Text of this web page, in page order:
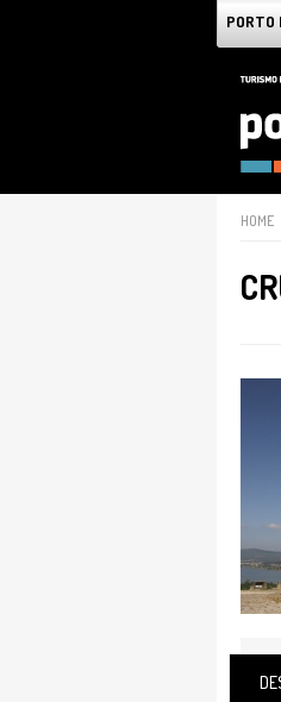
PORTO
HOME